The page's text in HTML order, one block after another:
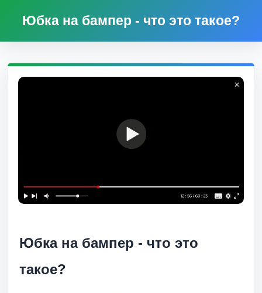
Юбка на бампер - что это такое?
Юбка на бампер - что это
такое?